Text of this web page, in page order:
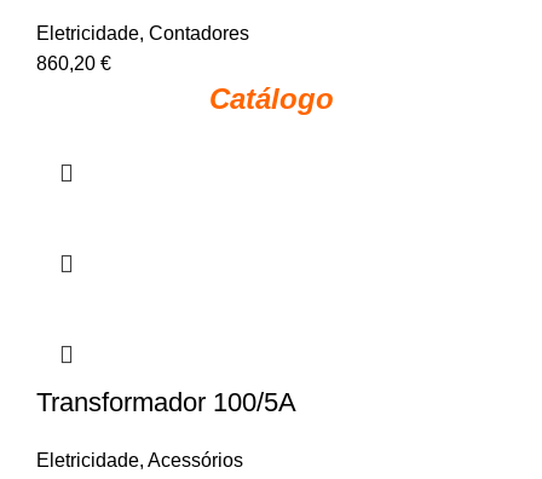
Eletricidade, Contadores
860,20 €
Catálogo
Transformador 100/5A
Eletricidade, Acessórios